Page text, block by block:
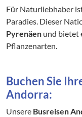
Für Naturliebhaber
Paradies. Dieser
Pyrenäen und bietet
Pflanzenarten.
Buchen Sie
Andorra:
Unsere Busreisen